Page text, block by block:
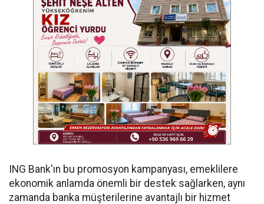
ING Bank'ın bu promosyon kampanyası, emeklilere
ekonomik anlamda önemli bir destek sağlarken, aynı
zamanda banka müşterilerine avantajlı bir hizmet